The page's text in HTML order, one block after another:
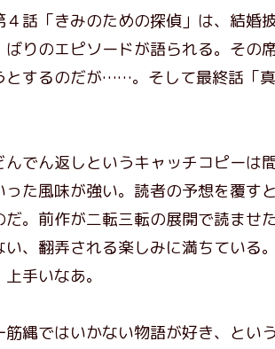
話「きみのための探偵」は、結婚
ばりのエピソードが語られる。その
とするのだが……。そして最終話「
でん返しというキャッチコピーは
った風味が強い。読者の予想を覆す
だ。前作が二転三転の展開で読ませ
い、翻弄される楽しみに満ちている
手いなあ。
縄ではいかない物語が好き、とい